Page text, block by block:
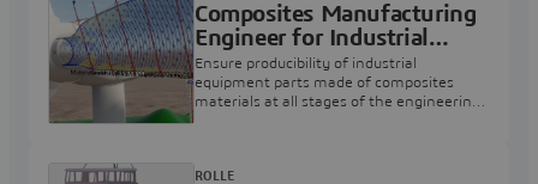
Composites Manufacturing
Engineer for Industrial
Equipment
Ensure producibility of industrial
equipment parts made of composites
materials at all stages of the engineering
ROLLE